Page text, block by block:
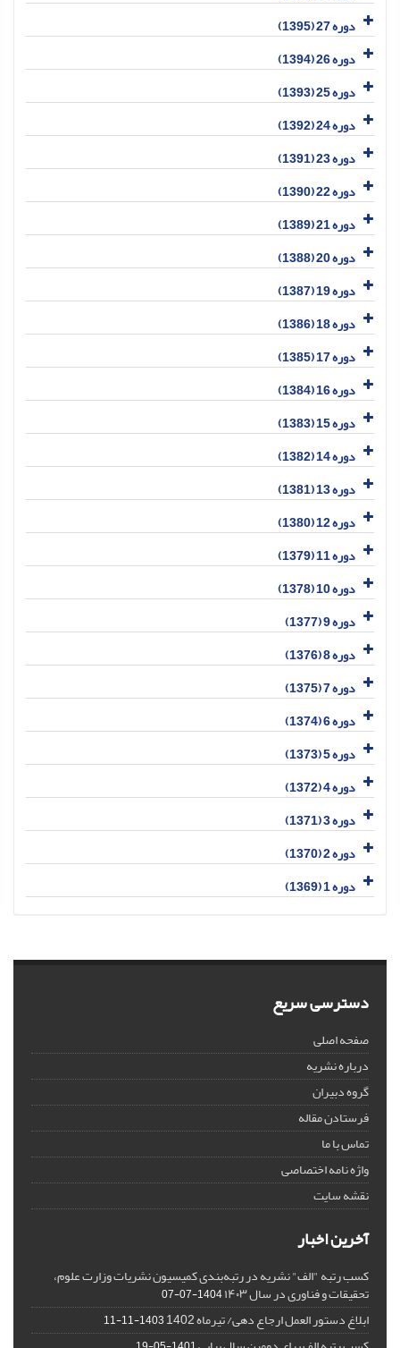
دوره 27 (1395)
دوره 26 (1394)
دوره 25 (1393)
دوره 24 (1392)
دوره 23 (1391)
دوره 22 (1390)
دوره 21 (1389)
دوره 20 (1388)
دوره 19 (1387)
دوره 18 (1386)
دوره 17 (1385)
دوره 16 (1384)
دوره 15 (1383)
دوره 14 (1382)
دوره 13 (1381)
دوره 12 (1380)
دوره 11 (1379)
دوره 10 (1378)
دوره 9 (1377)
دوره 8 (1376)
دوره 7 (1375)
دوره 6 (1374)
دوره 5 (1373)
دوره 4 (1372)
دوره 3 (1371)
دوره 2 (1370)
دوره 1 (1369)
دسترسی سریع
صفحه اصلی
درباره نشریه
گروه دبیران
فرستادن مقاله
تماس با ما
واژه نامه اختصاصی
نقشه سایت
آخرین اخبار
کسب رتبه "الف" نشریه در رتبه‌بندی کمیسیون نشریات وزارت علوم،
تحقیقات و فناوری در سال ۱۴۰۳ 1404-07-07
ابلاغ دستور العمل ارجاع دهی/ تیرماه 1402 1403-11-11